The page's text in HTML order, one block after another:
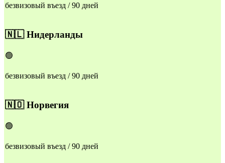
безвизовый въезд / 90 дней
🇳🇱Нидерланды
🟢
безвизовый въезд / 90 дней
🇳🇴Норвегия
🟢
безвизовый въезд / 90 дней